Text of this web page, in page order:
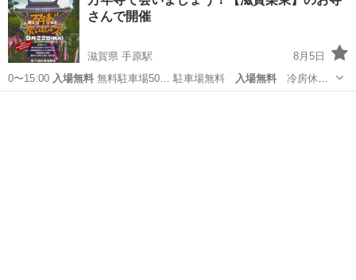
さんで開催
滋賀県 手原駅
8月5日
0〜15:00 入場無料 無料駐車場50… 駐車場無料 入場無料冷房休憩
所有 …